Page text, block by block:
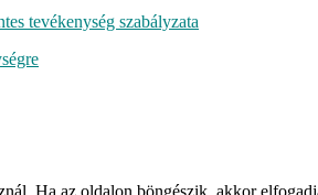
tevékenység szabályzata
Ha az oldalon böngészik, akkor